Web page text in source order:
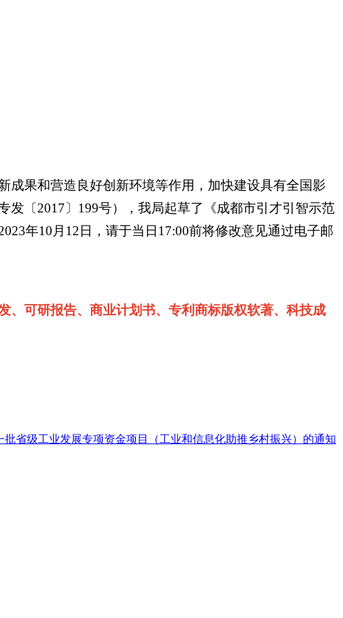
成果和营造良好创新环境等作用，加快建设具有全国影
〔2017〕199号），我局起草了《成都市引才引智示范
年10月12日，请于当日17:00前将修改意见通过电子邮
、可研报告、商业计划书、专利商标版权软著、科技成
批省级工业发展专项资金项目（工业和信息化助推乡村振兴）的通知